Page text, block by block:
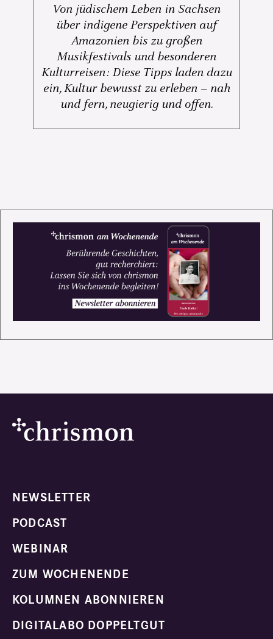
Von jüdischem Leben in Sachsen
über indigene Perspektiven auf
Amazonien bis zu großen
Musikfestivals und besonderen
Kulturreisen: Diese Tipps laden dazu
ein, Kultur bewusst zu erleben – nah
und fern, neugierig und offen.
NEWSLETTER
PODCAST
WEBINAR
ZUM WOCHENENDE
KOLUMNEN ABONNIEREN
DIGITALABO DOPPELTGUT